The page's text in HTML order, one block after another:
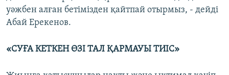
уәжбен алған бетімізден қайтпай отырмыз, - дейді
Абай Ерекенов.
«СУҒА КЕТКЕН ӨЗІ ТАЛ ҚАРМАУЫ ТИІС»